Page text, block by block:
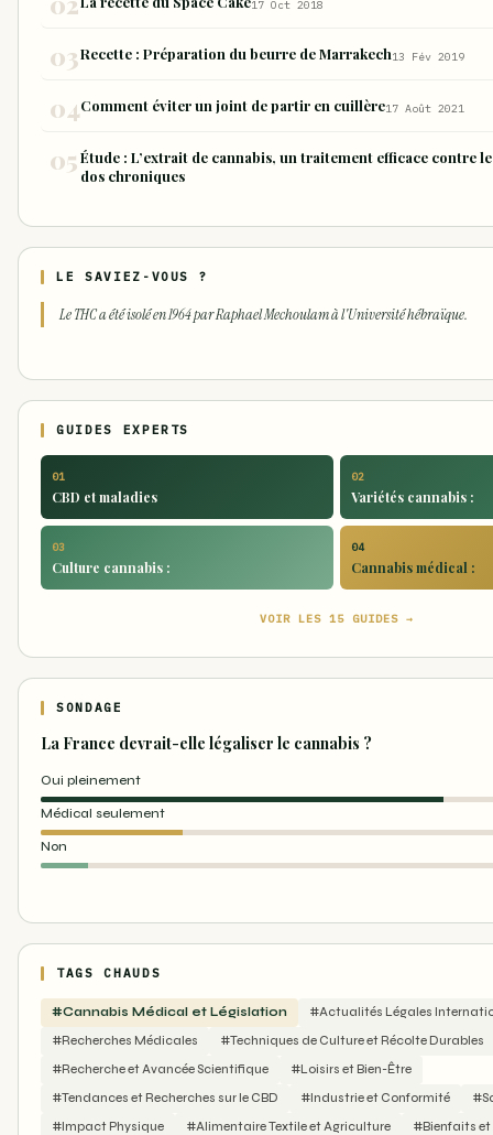
17 Oct 2018
Recette : Préparation du beurre de Marrakech13 Fév 2019
Comment éviter un joint de partir en cuillère17 Août 2021
Étude : L’extrait de cannabis, un traitement efficace contre
dos chroniques
LE SAVIEZ-VOUS ?
Le THC a été isolé en 1964 par Raphael Mechoulam à l'Université hébraïque.
GUIDES EXPERTS
01
CBD et maladies
02
Variétés cannabis :
03
Culture cannabis :
04
Cannabis médical :
VOIR LES 15 GUIDES →
SONDAGE
La France devrait-elle légaliser le cannabis ?
Oui pleinement
Médical seulement
Non
TAGS CHAUDS
#Cannabis Médical et Législation
#Actualités Légales
#Recherches Médicales
#Techniques de Culture et Récolte Durables
#Recherche et Avancée Scientifique
#Loisirs et Bien-Être
#Tendances et Recherches sur le CBD
#Industrie et Conformité
#Impact Physique
#Alimentaire Textile et Agriculture #Bienfaits et